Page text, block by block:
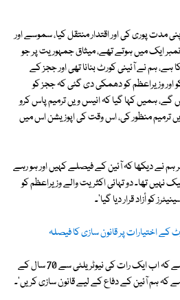
مدت پوری کی اور اقتدار منتقل کیا، سموسے اور
ایک میں ہوتے تھے، میثاق جمہوریت پر جو
ہے، ہم نے آئینی کورٹ بنانا تھی اور ججز کے
کو اور وزیراعظم کو دھمکی دی گئی کہ ججز کو
گے، ہمیں کہا گیا کہ انیس ویں ترمیم پاس کرو
ہم نے بڑی غلطی کر کے اس 19ویں ترمیم منظور کی، اس وقت کی اپوزیشن اس میں
ہم نے دیکھا کہ آئین کے فیصلے کہیں اور ہو رہے
نہیں تھا۔ دو تہائی اکثریت والے وزیراعظم کو
کو أزاد قرار دیا گیا'۔
اختیارات پر قانون سازی کا فیصلہ
بلاول بھٹو نے کہا کہ 'کیا یہ ممکن ہے کہ اب ایک رات کی نیوٹریلٹی سے 70 سال کے
کہ ہم آئین کے دفاع کے لیے قانون سازی کریں'۔